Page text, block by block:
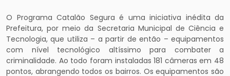
O Programa Catalão Segura é uma iniciativa inédita da
Prefeitura, por meio da Secretaria Municipal de Ciência e
Tecnologia, que utiliza – a partir de então – equipamentos
com nível tecnológico altíssimo para combater a
criminalidade. Ao todo foram instaladas 181 câmeras em 48
pontos, abrangendo todos os bairros. Os equipamentos são